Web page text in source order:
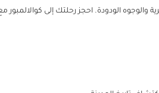
والوجوه الودودة. احجز رحلتك إلى